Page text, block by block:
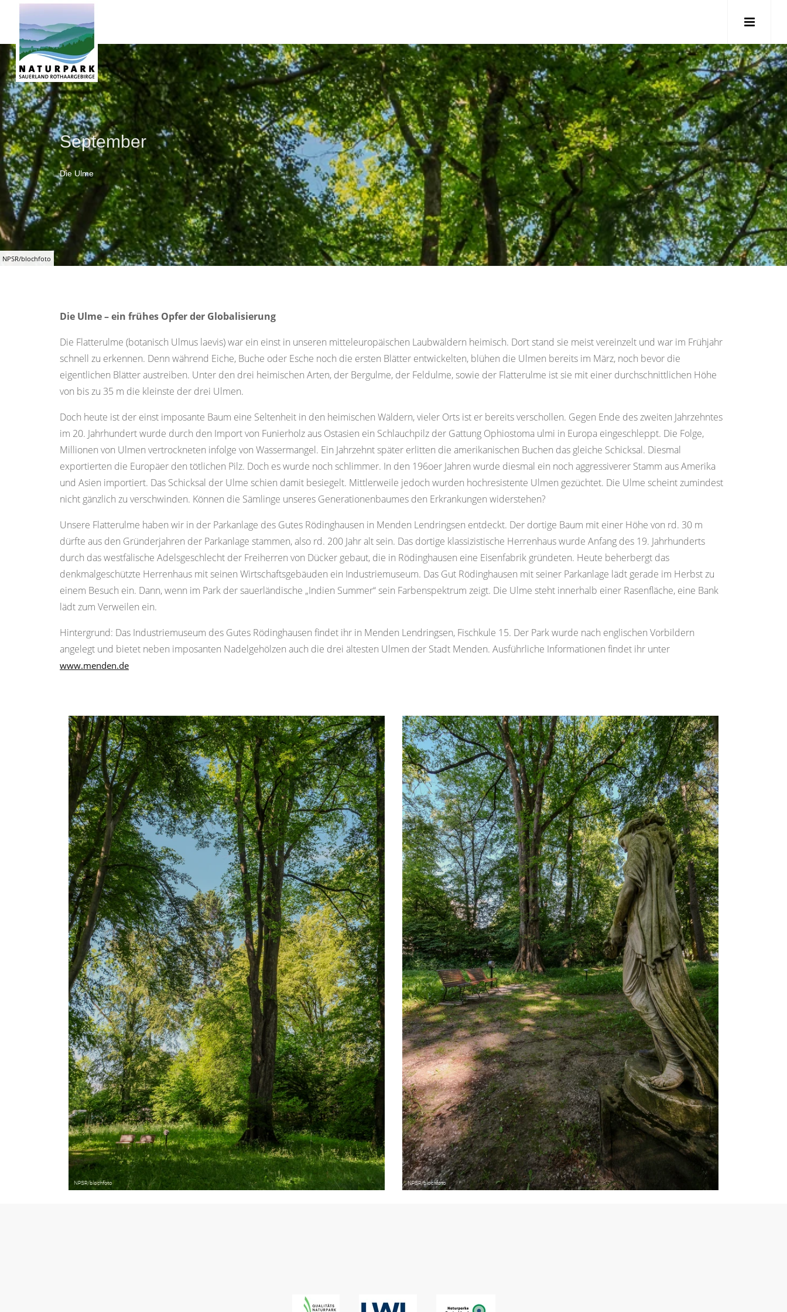
NPSR/blochfoto
September
Die Ulme
Die Ulme – ein frühes Opfer der Globalisierung
Die Flatterulme (botanisch Ulmus laevis) war ein einst in unseren mitteleuropäischen Laubwäldern heimisch. Dort stand sie meist vereinzelt und war im Frühjahr
schnell zu erkennen. Denn während Eiche, Buche oder Esche noch die ersten Blätter entwickelten, blühen die Ulmen bereits im März, noch bevor die
eigentlichen Blätter austreiben. Unter den drei heimischen Arten, der Bergulme, der Feldulme, sowie der Flatterulme ist sie mit einer durchschnittlichen Höhe
von bis zu 35 m die kleinste der drei Ulmen.
Doch heute ist der einst imposante Baum eine Seltenheit in den heimischen Wäldern, vieler Orts ist er bereits verschollen. Gegen Ende des zweiten Jahrzehntes
im 20. Jahrhundert wurde durch den Import von Funierholz aus Ostasien ein Schlauchpilz der Gattung Ophiostoma ulmi in Europa eingeschleppt. Die Folge,
Millionen von Ulmen vertrockneten infolge von Wassermangel. Ein Jahrzehnt später erlitten die amerikanischen Buchen das gleiche Schicksal. Diesmal
exportierten die Europäer den tötlichen Pilz. Doch es wurde noch schlimmer. In den 196oer Jahren wurde diesmal ein noch aggressiverer Stamm aus Amerika
und Asien importiert. Das Schicksal der Ulme schien damit besiegelt. Mittlerweile jedoch wurden hochresistente Ulmen gezüchtet. Die Ulme scheint zumindest
nicht gänzlich zu verschwinden. Können die Sämlinge unseres Generationenbaumes den Erkrankungen widerstehen?
Unsere Flatterulme haben wir in der Parkanlage des Gutes Rödinghausen in Menden Lendringsen entdeckt. Der dortige Baum mit einer Höhe von rd. 30 m
dürfte aus den Gründerjahren der Parkanlage stammen, also rd. 200 Jahr alt sein. Das dortige klassizistische Herrenhaus wurde Anfang des 19. Jahrhunderts
durch das westfälische Adelsgeschlecht der Freiherren von Dücker gebaut, die in Rödinghausen eine Eisenfabrik gründeten. Heute beherbergt das
denkmalgeschützte Herrenhaus mit seinen Wirtschaftsgebäuden ein Industriemuseum. Das Gut Rödinghausen mit seiner Parkanlage lädt gerade im Herbst zu
einem Besuch ein. Dann, wenn im Park der sauerländische „Indien Summer“ sein Farbenspektrum zeigt. Die Ulme steht innerhalb einer Rasenfläche, eine Bank
lädt zum Verweilen ein.
Hintergrund: Das Industriemuseum des Gutes Rödinghausen findet ihr in Menden Lendringsen, Fischkule 15. Der Park wurde nach englischen Vorbildern
angelegt und bietet neben imposanten Nadelgehölzen auch die drei ältesten Ulmen der Stadt Menden. Ausführliche Informationen findet ihr unter
www.menden.de